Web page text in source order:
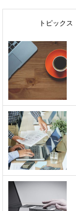
トピックス